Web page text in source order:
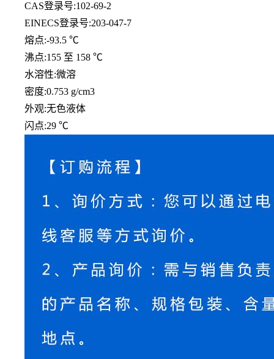
CAS登录号:102-69-2
EINECS登录号:203-047-7
熔点:-93.5 ℃
沸点:155 至 158 ℃
水溶性:微溶
密度:0.753 g/cm3
外观:无色液体
闪点:29 ℃